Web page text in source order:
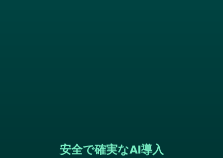
安全で確実なAI導入